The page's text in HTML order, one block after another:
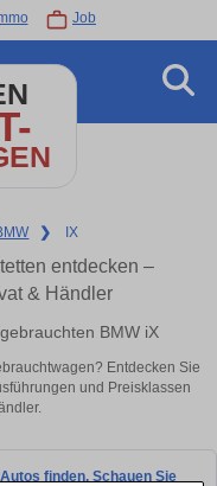
Job
❯ IX
entdecken –
& Händler
BMW iX
Entdecken Sie
und Preisklassen
finden. Schauen Sie